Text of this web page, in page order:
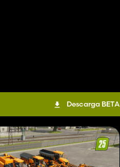
Descarga BETA